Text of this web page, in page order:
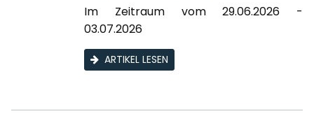
Im Zeitraum vom 29.06.2026 -
03.07.2026
ARTIKEL LESEN